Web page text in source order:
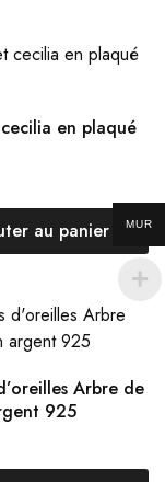
en plaqué
au panier
Arbre de
925
MUR